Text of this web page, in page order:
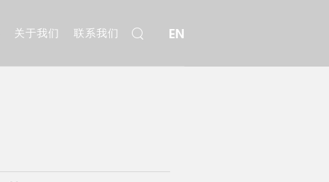
关于我们 联系我们 EN